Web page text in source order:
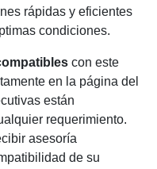
rápidas y eficientes
condiciones.
con este
en la página del
están
requerimiento.
asesoría
de su